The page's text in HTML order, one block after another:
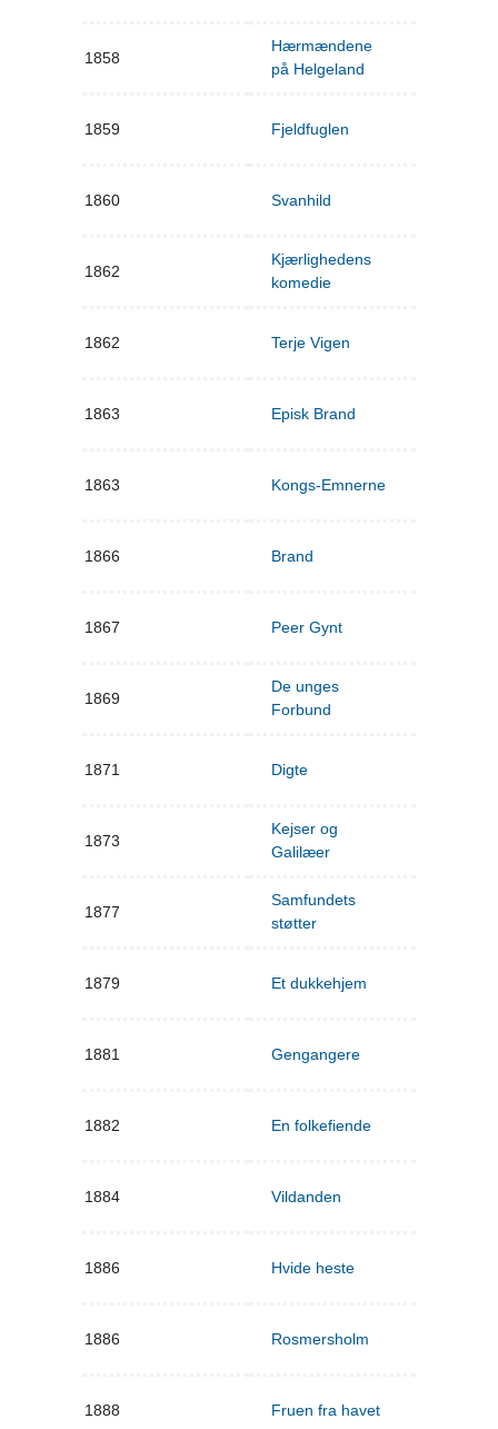
1858
Hærmændene
på Helgeland
1859 Fjeldfuglen
1860 Svanhild
1862
Kjærlighedens
komedie
1862 Terje Vigen
1863 Episk Brand
1863 Kongs-Emnerne
1866 Brand
1867 Peer Gynt
1869
De unges
Forbund
1871 Digte
1873
Kejser og
Galilæer
1877
Samfundets
støtter
1879 Et dukkehjem
1881 Gengangere
1882 En folkefiende
1884 Vildanden
1886 Hvide heste
1886 Rosmersholm
1888 Fruen fra havet